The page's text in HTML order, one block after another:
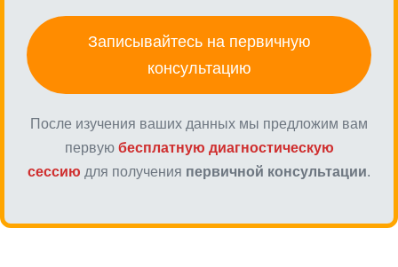
Записывайтесь на первичную
консультацию
После изучения ваших данных мы предложим вам
первую бесплатную диагностическую
сессию для получения первичной консультации.